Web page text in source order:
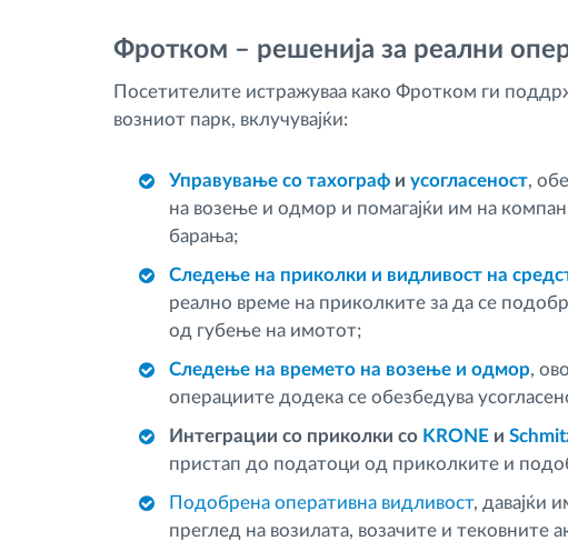
Фротком – решенија за реални
Посетителите истражуваа како Фротком ги
возниот парк, вклучувајќи:
Управување со тахограф и усогласеност,
на возење и одмор и помагајќи им на
барања;
Следење на приколки и видливост на
реално време на приколките за да се
од губење на имотот;
Следење на времето на возење и одмор,
операциите додека се обезбедува
Интеграции со приколки со KRONE и
пристап до податоци од приколките и
Подобрена оперативна видливост, давајќи
преглед на возилата, возачите и тековните